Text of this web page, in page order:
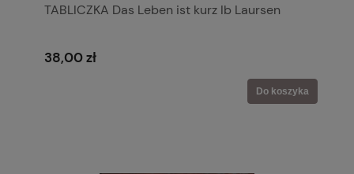
TABLICZKA Das Leben ist kurz Ib Laursen
38,00 zł
Do koszyka